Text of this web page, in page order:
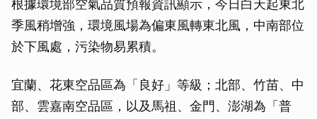
根據環境部空氣品質預報資訊顯示，今日白天起東北
季風稍增強，環境風場為偏東風轉東北風，中南部位
於下風處，污染物易累積。
宜蘭、花東空品區為「良好」等級；北部、竹苗、中
部、雲嘉南空品區，以及馬祖、金門、澎湖為「普